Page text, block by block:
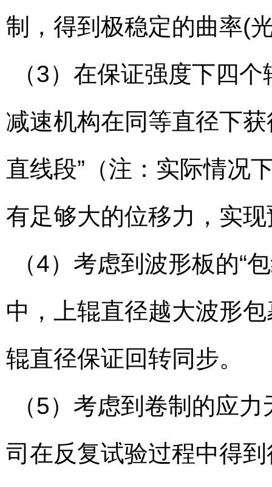
制，得到极稳定的曲率(
（3）在保证强度下四
减速机构在同等直径下
直线段”（注：实际情况
有足够大的位移力，实
（4）考虑到波形板的“
中，上辊直径越大波形
辊直径保证回转同步。
（5）考虑到卷制的应
司在反复试验过程中得